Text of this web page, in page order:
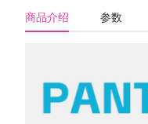
商品介绍 参数